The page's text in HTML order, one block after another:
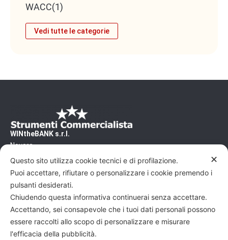
WACC(1)
Vedi tutte le categorie
WINtheBANK s.r.l.
Novara
CF/PI 02500460031 - REA/NO 240200
Capitale Sociale: 10'000€
Pec: wtb@pec.it
Commercialista, vuoi scoprire altri articoli su
come dialogare al meglio con gli imprenditori ?
Leggi altri articoli sul sito
✕
Questo sito utilizza cookie tecnici e di profilazione.
Puoi accettare, rifiutare o personalizzare i cookie premendo i
pulsanti desiderati.
Chiudendo questa informativa continuerai senza accettare.
Accettando, sei consapevole che i tuoi dati personali possono
essere raccolti allo scopo di personalizzare e misurare
l'efficacia della pubblicità.